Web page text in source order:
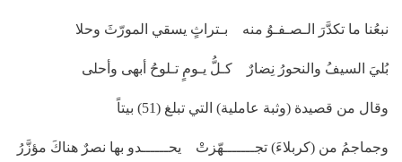
نبعُنا ما تكدَّرَ الـصـفـوُ منه بـتراثٍ يسقي المورّثَ وحلا
بُليَ السيفُ والنحورُ نِضارٌ كـلُّ يـومٍ تـلوحُ أبهى وأحلى
وقال من قصيدة (وثبة عاملية) التي تبلغ (51) بيتاً
وجماجمُ من (كربلاءَ) تجـــــــهّزتْ يحــــــدو بها نصرٌ هناكَ مؤزَّرُ